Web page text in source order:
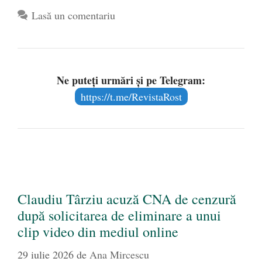
Lasă un comentariu
Ne puteți urmări și pe Telegram:
https://t.me/RevistaRost
Claudiu Târziu acuză CNA de cenzură
după solicitarea de eliminare a unui
clip video din mediul online
29 iulie 2026 de Ana Mircescu